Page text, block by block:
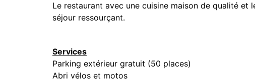
Le restaurant avec une cuisine maison de qualité
séjour ressourçant.
Services
Parking extérieur gratuit (50 places)
Abri vélos et motos